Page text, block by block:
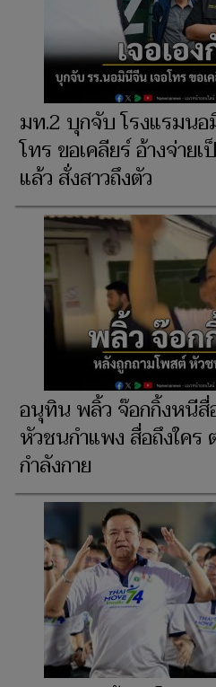
มท.2 บุกจับ โรงแรมนอ
โทร ขอเคลียร์ อ้างจ่าย
แล้ว สั่งสาวถึงตัว
อนุทิน พลิ้ว จ๊อกกิ้งหนีสื่
หัวชนกำแพง สื่อถึงใค
กำลังกาย